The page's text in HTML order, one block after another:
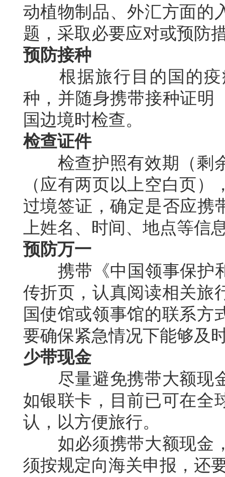
动植物制品、外汇方面的
题，采取必要应对或预防
预防接种
根据旅行目的国的疫
种，并随身携带接种证明
国边境时检查。
检查证件
检查护照有效期（剩余
（应有两页以上空白页
过境签证，确定是否应携
上姓名、时间、地点等信
预防万一
携带《中国领事保护和
传折页，认真阅读相关旅
国使馆或领事馆的联系方
要确保紧急情况下能够及
少带现金
尽量避免携带大额现金
如银联卡，目前已可在全
认，以方便旅行。
如必须携带大额现金，
须按规定向海关申报，还